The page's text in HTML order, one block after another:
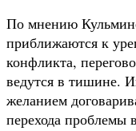
По мнению
приближаются к
конфликта,
ведутся в тишине.
желанием
перехода проблемы